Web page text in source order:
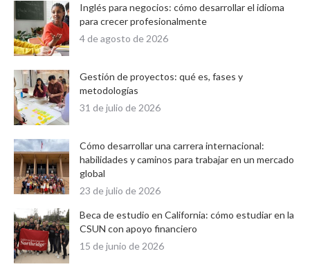
Inglés para negocios: cómo desarrollar el idioma
para crecer profesionalmente
4 de agosto de 2026
Gestión de proyectos: qué es, fases y
metodologías
31 de julio de 2026
Cómo desarrollar una carrera internacional:
habilidades y caminos para trabajar en un mercado
global
23 de julio de 2026
Beca de estudio en California: cómo estudiar en la
CSUN con apoyo financiero
15 de junio de 2026